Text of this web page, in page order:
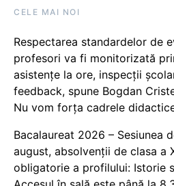
CELE MAI NOI
Respectarea standardelor de
profesori va fi monitorizată
asistențe la ore, inspecții
feedback, spune Bogdan
Nu vom forța cadrele
Bacalaureat 2026 – Sesiunea
august, absolvenții de clasa a
obligatorie a profilului: Istorie